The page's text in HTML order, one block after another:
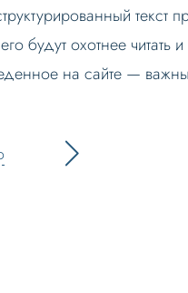
будут охотнее
на сайте —